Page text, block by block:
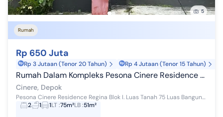
5
Rumah
Rp 650 Juta
Rp 3 Jutaan (Tenor 20 Tahun) Rp 4 Jutaan (Tenor 15 Tahun)
Rumah Dalam Kompleks Pesona Cinere Residence Regina
Cinere, Depok
Pesona Cinere Residence Regina Blok I. Luas Tanah 75 Luas Bangunan 51. SHM IMB.
2
1 1LT:75m²LB:51m²